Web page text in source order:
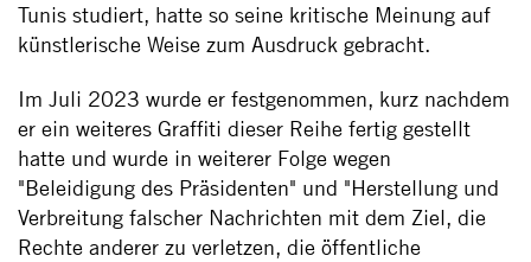
Tunis studiert, hatte so seine kritische Meinung auf
künstlerische Weise zum Ausdruck gebracht.
Im Juli 2023 wurde er festgenommen, kurz nachdem
er ein weiteres Graffiti dieser Reihe fertig gestellt
hatte und wurde in weiterer Folge wegen
"Beleidigung des Präsidenten" und "Herstellung und
Verbreitung falscher Nachrichten mit dem Ziel, die
Rechte anderer zu verletzen, die öffentliche